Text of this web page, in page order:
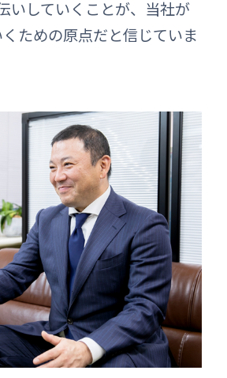
いしていくことが、当社が
ための原点だと信じていま